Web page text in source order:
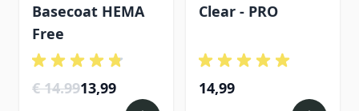
Basecoat HEMA
Free
€ 14.9913,99
Clear - PRO
14,99